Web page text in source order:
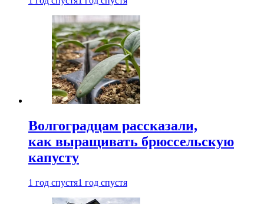
Волгоградцам рассказали,
как выращивать брюссельскую
капусту
1 год спустя1 год спустя